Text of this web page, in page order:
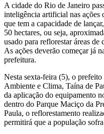
A cidade do Rio de Janeiro
inteligência artificial nas ações
que tem a capacidade de
50 hectares, ou seja,
usado para reflorestar áreas de
As ações deverão começar já
prefeitura.
Nesta sexta-feira (5), o
Ambiente e Clima, Taína de
da aplicação do equipamento
dentro do Parque Maciço da
Paula, o reflorestamento
permitirá que a população